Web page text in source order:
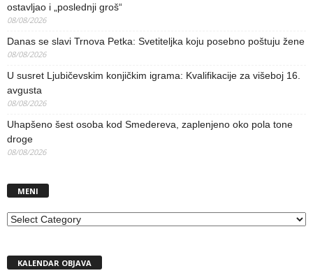
ostavljao i „poslednji groš“
08/08/2026
Danas se slavi Trnova Petka: Svetiteljka koju posebno poštuju žene
08/08/2026
U susret Ljubičevskim konjičkim igrama: Kvalifikacije za višeboj 16.
avgusta
08/08/2026
Uhapšeno šest osoba kod Smedereva, zaplenjeno oko pola tone
droge
08/08/2026
MENI
MENI
KALENDAR OBJAVA